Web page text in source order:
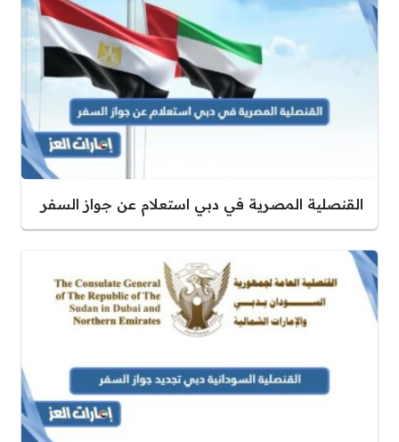
القنصلية المصرية في دبي استعلام عن جواز السفر